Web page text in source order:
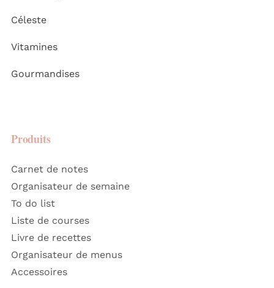
Céleste
Vitamines
Gourmandises
Produits
Carnet de notes
Organisateur de semaine
To do list
Liste de courses
Livre de recettes
Organisateur de menus
Accessoires